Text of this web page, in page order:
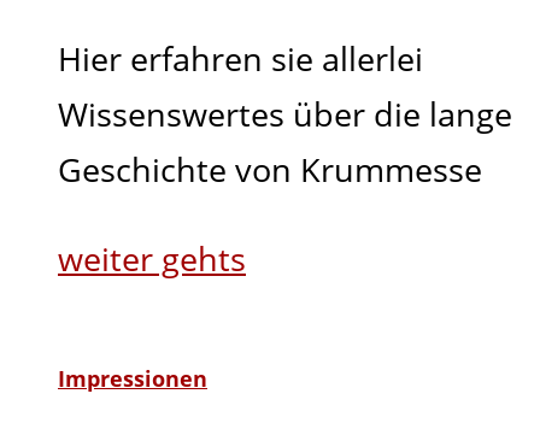
Hier erfahren sie allerlei
Wissenswertes über die lange
Geschichte von Krummesse
weiter gehts
Impressionen